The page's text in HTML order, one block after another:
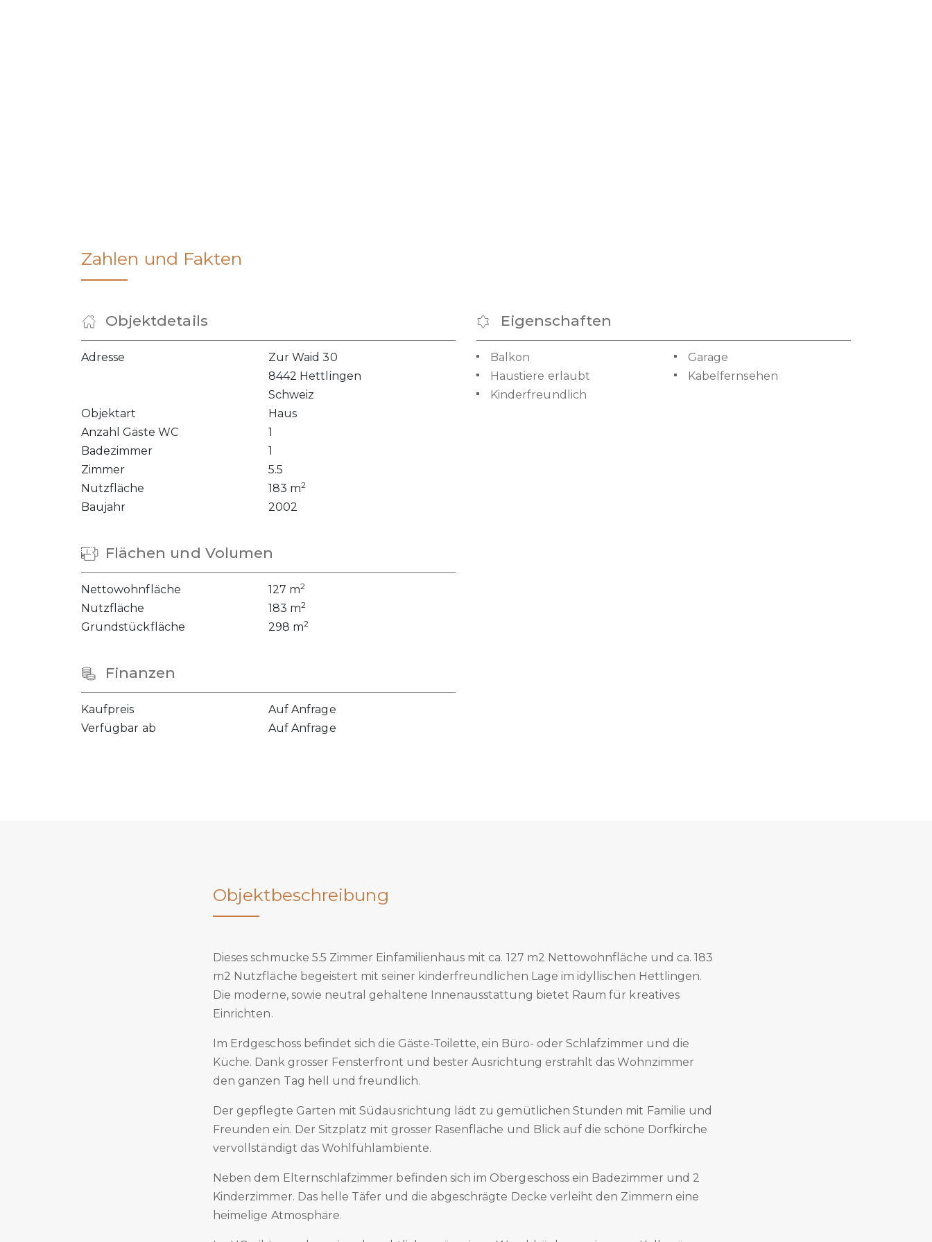
Zahlen und Fakten
Objektdetails
Adresse
Zur Waid 30
8442 Hettlingen
Schweiz
Objektart
Haus
Anzahl Gäste WC
1
Badezimmer
1
Zimmer
5.5
Nutzfläche
183 m2
Baujahr 2002
Flächen und Volumen
Nettowohnfläche 127 m2
Nutzfläche 183 m2
Grundstückfläche 298 m2
Finanzen
Kaufpreis
Auf Anfrage
Verfügbar ab
Auf Anfrage
Eigenschaften
Balkon
Garage
Haustiere erlaubt
Kabelfernsehen
Kinderfreundlich
Objektbeschreibung
Dieses schmucke 5.5 Zimmer Einfamilienhaus mit ca. 127 m2 Nettowohnfläche und ca. 183
m2 Nutzfläche begeistert mit seiner kinderfreundlichen Lage im idyllischen Hettlingen.
Die moderne, sowie neutral gehaltene Innenausstattung bietet Raum für kreatives
Einrichten.
Im Erdgeschoss befindet sich die Gäste-Toilette, ein Büro- oder Schlafzimmer und die
Küche. Dank grosser Fensterfront und bester Ausrichtung erstrahlt das Wohnzimmer
den ganzen Tag hell und freundlich.
Der gepflegte Garten mit Südausrichtung lädt zu gemütlichen Stunden mit Familie und
Freunden ein. Der Sitzplatz mit grosser Rasenfläche und Blick auf die schöne Dorfkirche
vervollständigt das Wohlfühlambiente.
Neben dem Elternschlafzimmer befinden sich im Obergeschoss ein Badezimmer und 2
Kinderzimmer. Das helle Täfer und die abgeschrägte Decke verleiht den Zimmern eine
heimelige Atmosphäre.